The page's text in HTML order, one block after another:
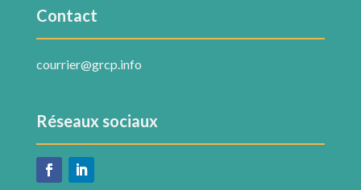
Contact
courrier@grcp.info
Réseaux sociaux